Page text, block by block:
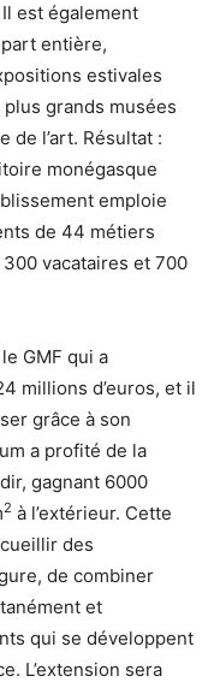
est également
entière,
estivales
grands musées
de l’art. Résultat :
monégasque
emploie
de 44 métiers
vacataires et 700
GMF qui a
millions d’euros, et il
grâce à son
a profité de la
gagnant 6000
2 à l’extérieur. Cette
des
de combiner
et
qui se développent
L’extension sera